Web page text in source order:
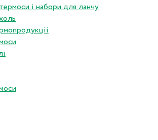
і набори для ланчу